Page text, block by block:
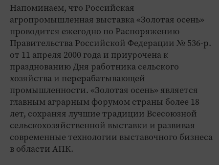
Напоминаем, что Российская
агропромышленная выставка «Золотая осень»
проводится ежегодно по Распоряжению
Правительства Российской Федерации № 536-р.
от 11 апреля 2000 года и приурочена к
празднованию Дня работника сельского
хозяйства и перерабатывающей
промышленности. «Золотая осень» является
главным аграрным форумом страны более 18
лет, сохраняя лучшие традиции Всесоюзной
сельскохозяйственной выставки и развивая
современные технологии выставочного бизнеса
в области АПК.